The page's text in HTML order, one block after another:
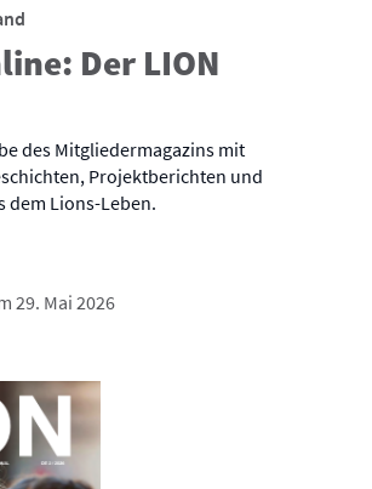
Der LION
des Mitgliedermagazins mit
Projektberichten und
dem Lions-Leben.
29. Mai 2026